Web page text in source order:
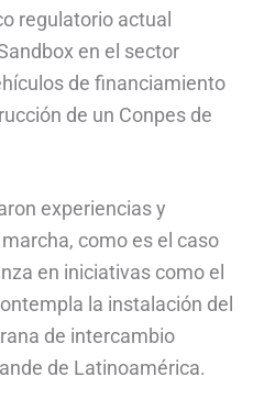
regulatorio actual
en el sector
de financiamiento
de un Conpes de
experiencias y
como es el caso
en iniciativas como el
la instalación del
de intercambio
de Latinoamérica.